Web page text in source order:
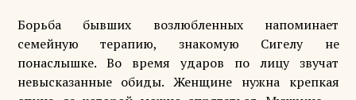
Борьба бывших возлюбленных напоминает
семейную терапию, знакомую Сигелу не
понаслышке. Во время ударов по лицу звучат
невысказанные обиды. Женщине нужна крепкая